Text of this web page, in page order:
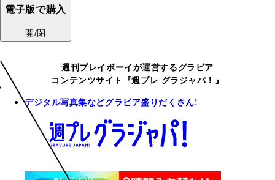
電子版で購入
開/閉
週刊プレイボーイが運営するグラビア
コンテンツサイト『週プレ グラジャパ！』
デジタル写真集などグラビア盛りだくさん!